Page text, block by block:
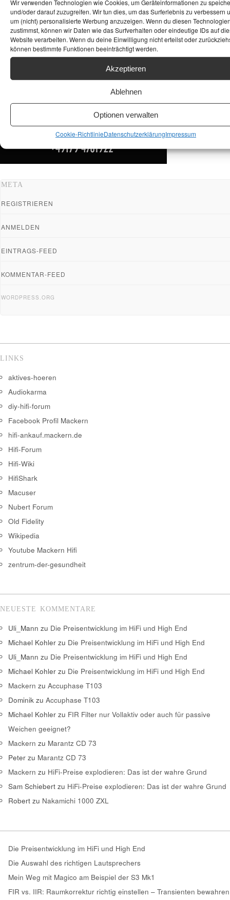
Wir verwenden Technologien wie Cookies, um Geräteinformationen zu
und/oder darauf zuzugreifen. Wir tun dies, um das Surferlebnis zu verbessern
um (nicht) personalisierte Werbung anzuzeigen. Wenn du diesen
zustimmst, können wir Daten wie das Surfverhalten oder eindeutige IDs auf
Website verarbeiten. Wenn du deine Einwilligung nicht erteilst oder
können bestimmte Funktionen beeinträchtigt werden.
Akzeptieren
Ablehnen
Optionen verwalten
Cookie-RichtlinieDatenschutzerklärungImpressum
META
REGISTRIEREN
ANMELDEN
EINTRAGS-FEED
KOMMENTAR-FEED
WORDPRESS.ORG
LINKS
aktives-hoeren
Audiokarma
diy-hifi-forum
Facebook Profil Mackern
hifi-ankauf.mackern.de
Hifi-Forum
Hifi-Wiki
HifiShark
Macuser
Nubert Forum
Old Fidelity
Wikipedia
Youtube Mackern Hifi
zentrum-der-gesundheit
NEUESTE KOMMENTARE
Uli_Mann zu Die Preisentwicklung im HiFi und High End
Michael Kohler zu Die Preisentwicklung im HiFi und High End
Uli_Mann zu Die Preisentwicklung im HiFi und High End
Michael Kohler zu Die Preisentwicklung im HiFi und High End
Mackern zu Accuphase T103
Dominik zu Accuphase T103
Michael Kohler zu FIR Filter nur Vollaktiv oder auch für passive
Weichen geeignet?
Mackern zu Marantz CD 73
Peter zu Marantz CD 73
Mackern zu HiFi-Preise explodieren: Das ist der wahre Grund
Sam Schiebert zu HiFi-Preise explodieren: Das ist der wahre Grund
Robert zu Nakamichi 1000 ZXL
Die Preisentwicklung im HiFi und High End
Die Auswahl des richtigen Lautsprechers
Mein Weg mit Magico am Beispiel der S3 Mk1
FIR vs. IIR: Raumkorrektur richtig einstellen – Transienten bewahren